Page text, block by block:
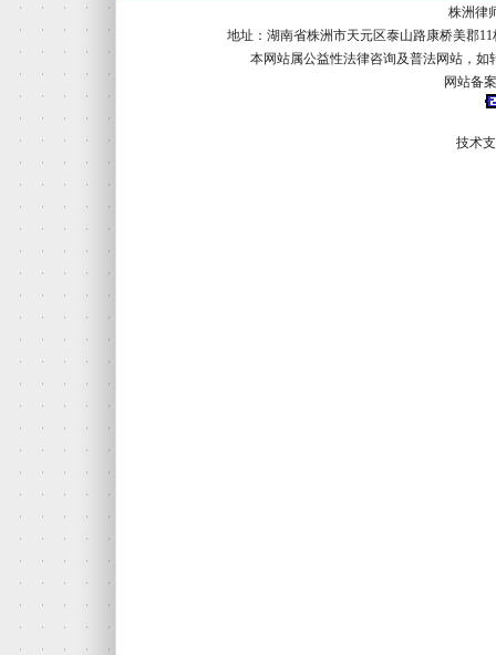
株洲律
地址：湖南省株洲市天元区泰山路康桥美郡11
本网站属公益性法律咨询及普法网站，
网站备
技术